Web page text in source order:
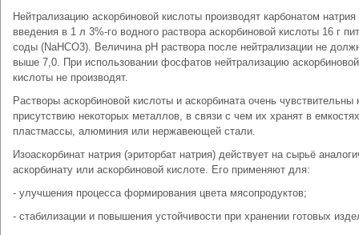
Нейтрализацию аскорбиновой кислоты производят карбонатом
введения в 1 л 3%-го водного раствора аскорбиновой кислоты 16 г
соды (NаНСО3). Величина рН раствора после нейтрализации не
выше 7,0. При использовании фосфатов нейтрализацию аскорбиновой
кислоты не производят.
Растворы аскорбиновой кислоты и аскорбината очень чувствительны
присутствию некоторых металлов, в связи с чем их хранят в
пластмассы, алюминия или нержавеющей стали.
Изоаскорбинат натрия (эриторбат натрия) действует на сырьё
аскорбинату или аскорбиновой кислоте. Его применяют для:
- улучшения процесса формирования цвета мясопродуктов;
- стабилизации и повышения устойчивости при хранении готовых